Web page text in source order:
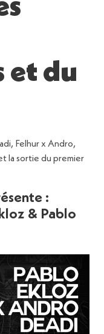
et du
Felhur x Andro,
la sortie du premier
:
& Pablo